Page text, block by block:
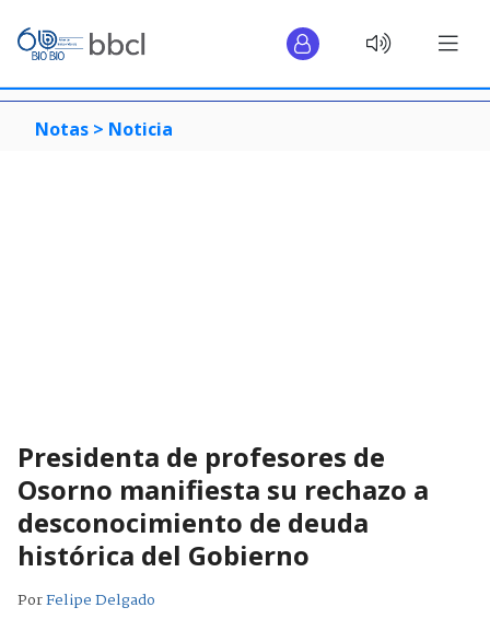
Notas > Noticia
Presidenta de profesores de
Osorno manifiesta su rechazo a
desconocimiento de deuda
histórica del Gobierno
PorFelipe Delgado